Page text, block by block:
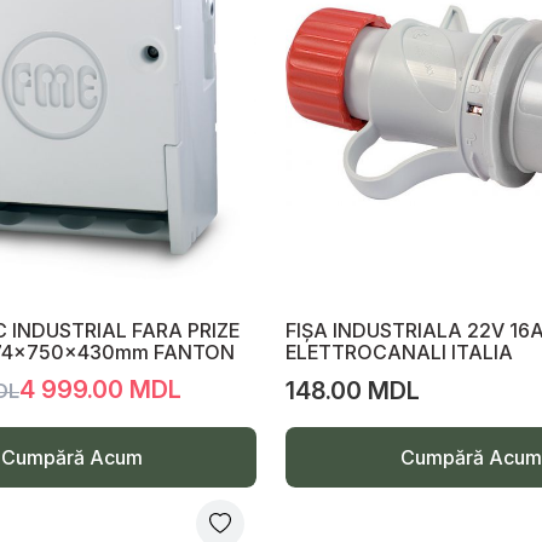
FARA PRIZE
FANTON
4 999.00 MDL
Cumpără Acum
FIȘA INDUSTRIALA 22V
ELETTROCANALI ITALIA
148.00 MDL
Cumpără Acum